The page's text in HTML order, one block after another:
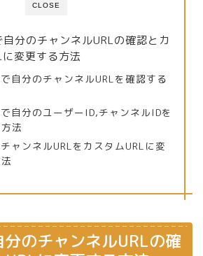
CLOSE
自分のチャンネルURLの確認とカ
に変更する方法
自分のチャンネルURLを確認する
自分のユーザーID,チャンネルIDを
法
ャンネルURLをカスタムURLに変
のチャンネルURLの確